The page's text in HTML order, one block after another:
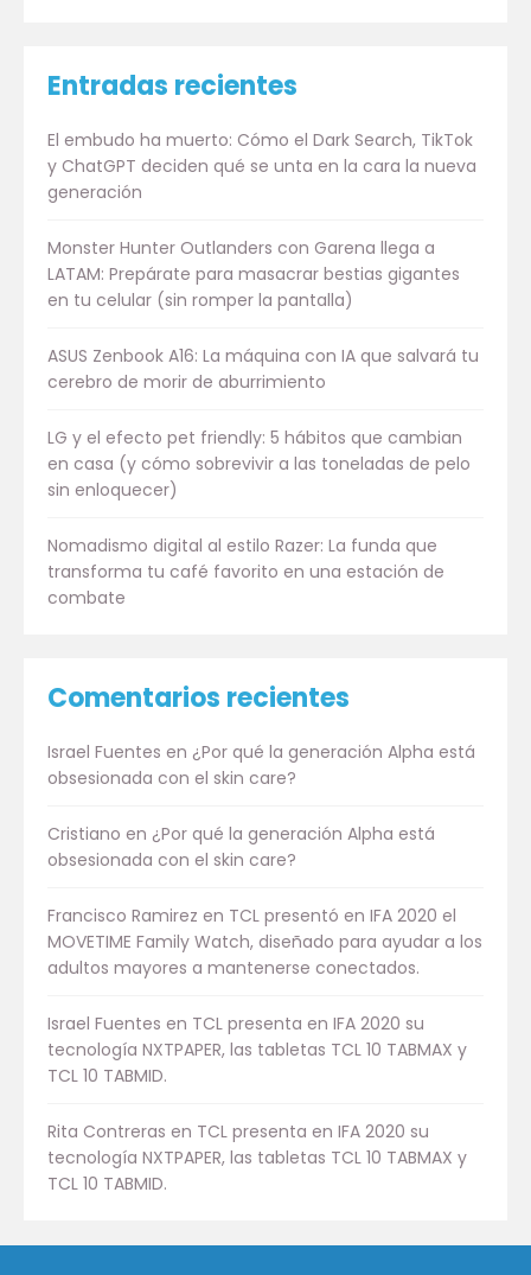
Entradas recientes
El embudo ha muerto: Cómo el Dark Search, TikTok
y ChatGPT deciden qué se unta en la cara la nueva
generación
Monster Hunter Outlanders con Garena llega a
LATAM: Prepárate para masacrar bestias gigantes
en tu celular (sin romper la pantalla)
ASUS Zenbook A16: La máquina con IA que salvará tu
cerebro de morir de aburrimiento
LG y el efecto pet friendly: 5 hábitos que cambian
en casa (y cómo sobrevivir a las toneladas de pelo
sin enloquecer)
Nomadismo digital al estilo Razer: La funda que
transforma tu café favorito en una estación de
combate
Comentarios recientes
Israel Fuentes en ¿Por qué la generación Alpha está
obsesionada con el skin care?
Cristiano en ¿Por qué la generación Alpha está
obsesionada con el skin care?
Francisco Ramirez en TCL presentó en IFA 2020 el
MOVETIME Family Watch, diseñado para ayudar a los
adultos mayores a mantenerse conectados.
Israel Fuentes en TCL presenta en IFA 2020 su
tecnología NXTPAPER, las tabletas TCL 10 TABMAX y
TCL 10 TABMID.
Rita Contreras en TCL presenta en IFA 2020 su
tecnología NXTPAPER, las tabletas TCL 10 TABMAX y
TCL 10 TABMID.